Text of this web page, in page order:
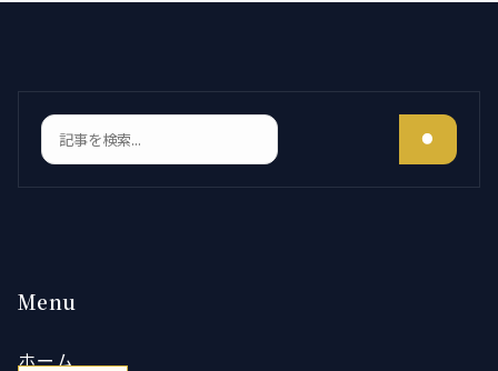
検索
Menu
ホーム